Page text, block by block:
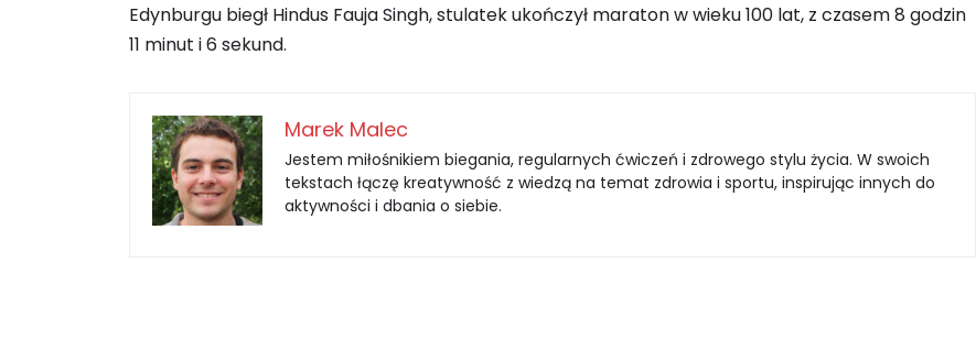
Edynburgu biegł Hindus Fauja Singh, stulatek ukończył maraton w wieku 100 lat, z czasem 8 godzin
11 minut i 6 sekund.
Marek Malec
Jestem miłośnikiem biegania, regularnych ćwiczeń i zdrowego stylu życia. W swoich
tekstach łączę kreatywność z wiedzą na temat zdrowia i sportu, inspirując innych do
aktywności i dbania o siebie.